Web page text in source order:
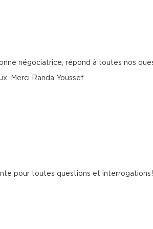
négociatrice, répond à toutes nos
Merci Randa Youssef.
pour toutes questions et